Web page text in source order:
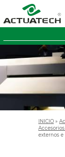
INICIO »
externos